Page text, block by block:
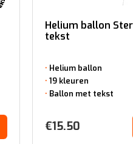
Helium ballon
tekst
Helium ballon
19 kleuren
Ballon met tekst
€15.50